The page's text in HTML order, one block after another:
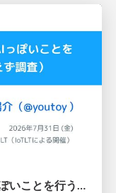
toio・myCobotでフィジカルAIっぽいことを行うための検討（とりあえず調査） / フィジカルAI LT（IoTLTによる開催）